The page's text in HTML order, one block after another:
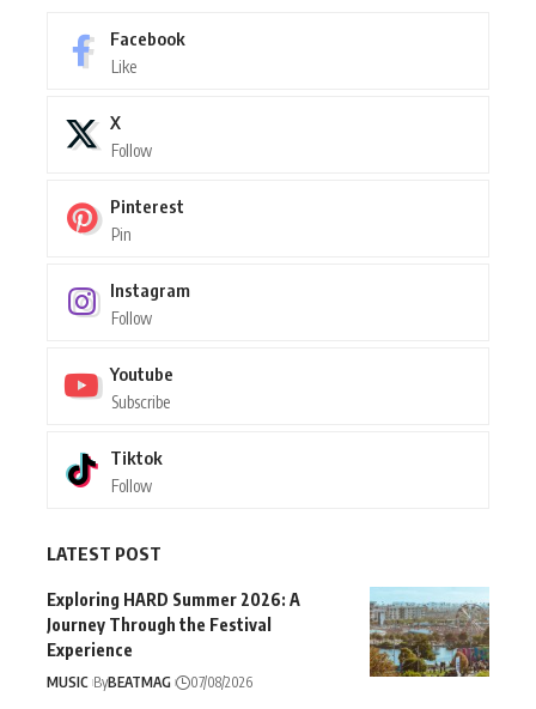
Facebook
Like
X
Follow
Pinterest
Pin
Instagram
Follow
Youtube
Subscribe
Tiktok
Follow
LATEST POST
Exploring HARD Summer 2026: A
Journey Through the Festival
Experience
MUSIC ByBEATMAG 07/08/2026